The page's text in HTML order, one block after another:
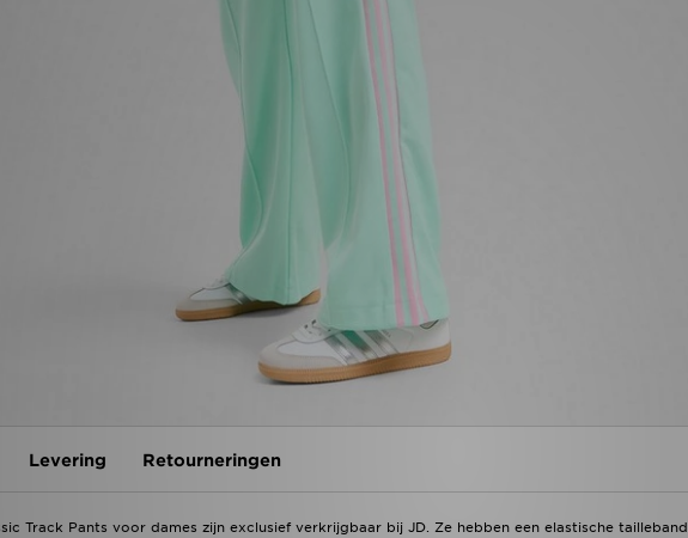
Levering Retourneringen
Track Pants voor dames zijn exclusief verkrijgbaar bij JD. Ze hebben een elastische tailleband